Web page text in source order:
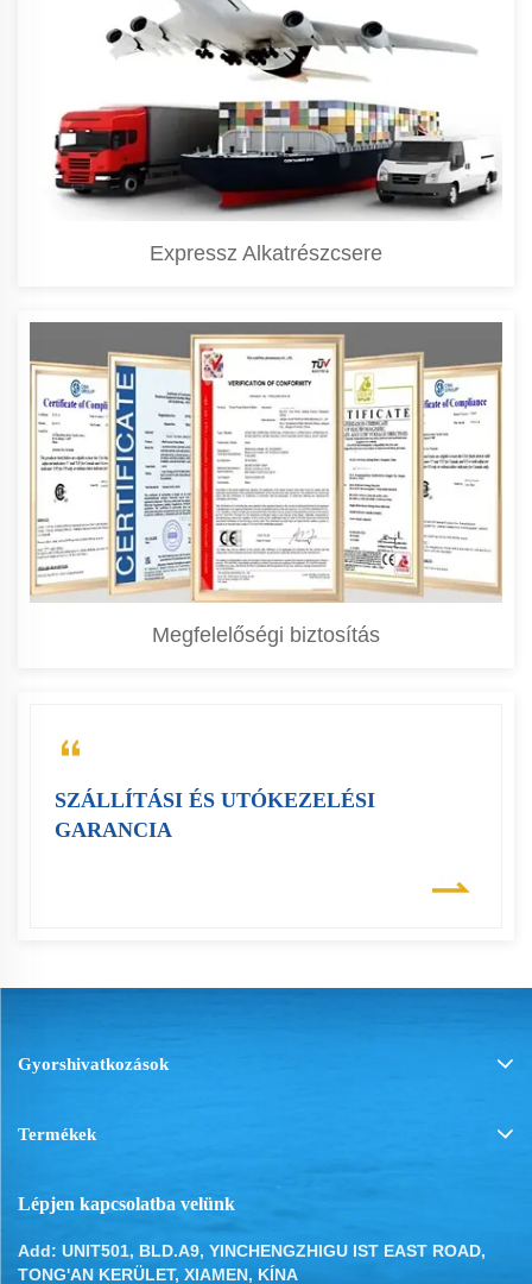
Expressz Alkatrészcsere
Megfelelőségi biztosítás
SZÁLLÍTÁSI ÉS UTÓKEZELÉSI
GARANCIA
Gyorshivatkozások
Termékek
Lépjen kapcsolatba velünk
Add: UNIT501, BLD.A9, YINCHENGZHIGU IST EAST ROAD,
TONG'AN KERÜLET, XIAMEN, KÍNA